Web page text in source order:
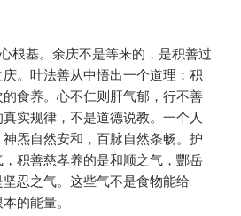
根基。余庆不是等来的，是积善过
。叶法善从中悟出一个道理：积
食养。心不仁则肝气郁，行不善
实规律，不是道德说教。一个人
炁自然安和，百脉自然条畅。护
积善慈孝养的是和顺之气，酆岳
忍之气。这些气不是食物能给
的能量。